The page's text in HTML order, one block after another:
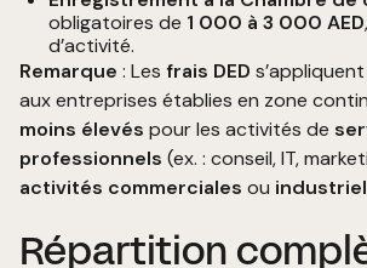
obligatoires de 1 000 à 3 000 AED
d’activité.
Remarque : Les frais DED
aux entreprises établies en zone
moins élevés pour les activités de
professionnels (ex. : conseil, IT,
activités commerciales ou
Répartition